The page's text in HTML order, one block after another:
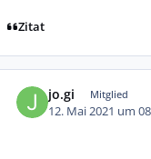
Zitat
jo.gi Mitglied
12. Mai 2021 um